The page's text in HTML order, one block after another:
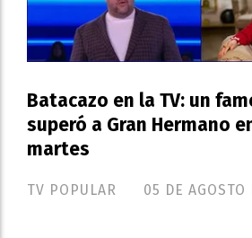
Batacazo en la TV: un
superó a Gran Hermano
martes
TV POPULAR 05 DE AGOSTO